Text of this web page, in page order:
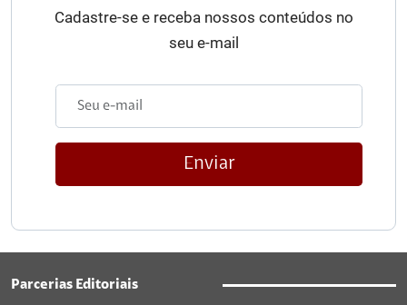
Cadastre-se e receba nossos conteúdos no
seu e-mail
Enviar
Parcerias Editoriais